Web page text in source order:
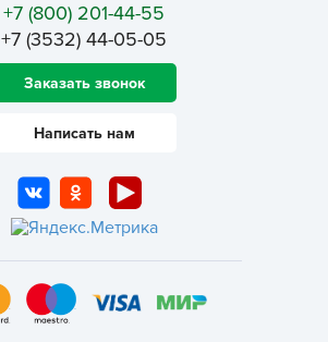
+7 (800) 201-44-55
+7 (3532) 44-05-05
Заказать звонок
Написать нам